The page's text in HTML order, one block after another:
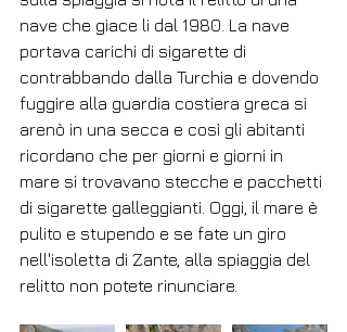
nave che giace li dal 1980. La nave
portava carichi di sigarette di
contrabbando dalla Turchia e dovendo
fuggire alla guardia costiera greca si
arenò in una secca e così gli abitanti
ricordano che per giorni e giorni in
mare si trovavano stecche e pacchetti
di sigarette galleggianti. Oggi, il mare è
pulito e stupendo e se fate un giro
nell'isoletta di Zante, alla spiaggia del
relitto non potete rinunciare.